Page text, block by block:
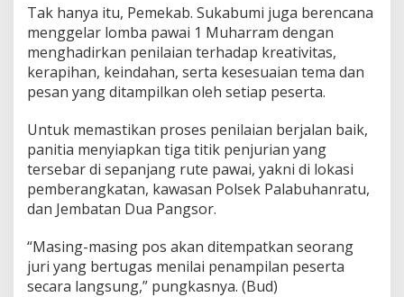
Tak hanya itu, Pemekab. Sukabumi juga berencana
menggelar lomba pawai 1 Muharram dengan
menghadirkan penilaian terhadap kreativitas,
kerapihan, keindahan, serta kesesuaian tema dan
pesan yang ditampilkan oleh setiap peserta.
Untuk memastikan proses penilaian berjalan baik,
panitia menyiapkan tiga titik penjurian yang
tersebar di sepanjang rute pawai, yakni di lokasi
pemberangkatan, kawasan Polsek Palabuhanratu,
dan Jembatan Dua Pangsor.
“Masing-masing pos akan ditempatkan seorang
juri yang bertugas menilai penampilan peserta
secara langsung,” pungkasnya. (Bud)